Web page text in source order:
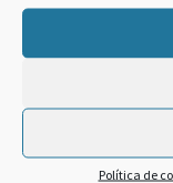
Política de
Alquiler de
Alquiler de
Promo